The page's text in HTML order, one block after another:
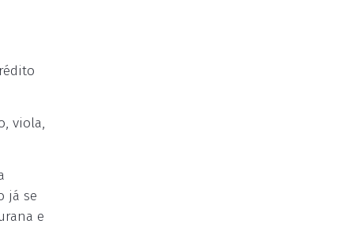
viola,
já se
e